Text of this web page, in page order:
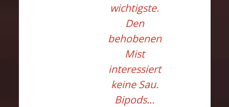
wichtigste.
Den
behobenen
Mist
interessiert
keine Sau.
Bipods…